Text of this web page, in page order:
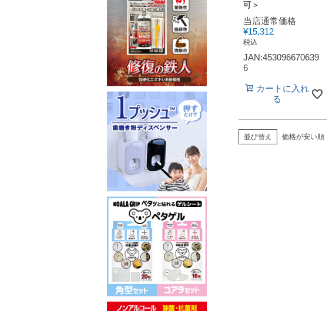
可＞
当店通常価格
¥15,312
税込
JAN:453096670639
6
カートに入れ
る
並び替え 価格が安い順